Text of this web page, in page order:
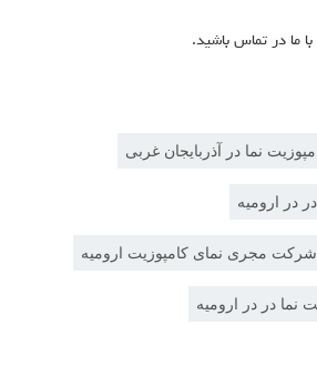
ما در تماس باشید.
نما در آذربایجان غربی
در اروميه
مجری نمای کامپوزیت ارومیه
نما در در اروميه